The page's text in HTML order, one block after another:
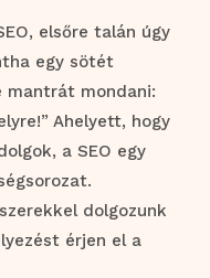
elsőre talán úgy
egy sötét
mantrát mondani:
Ahelyett, hogy
a SEO egy
dolgozunk
érjen el a